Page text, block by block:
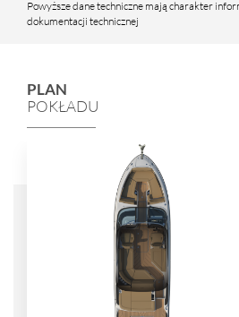
Powyższe dane techniczne mają charakter
dokumentacji technicznej
PLAN
POKŁADU